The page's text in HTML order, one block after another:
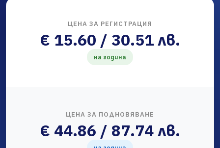
ЦЕНА ЗА РЕГИСТРАЦИЯ
€ 15.60 / 30.51 лв.
на година
ЦЕНА ЗА ПОДНОВЯВАНЕ
€ 44.86 / 87.74 лв.